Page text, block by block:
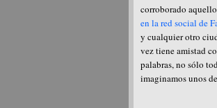
corroborado
en la red social de
y cualquier otro
vez tiene amistad
palabras, no sólo
imaginamos unos